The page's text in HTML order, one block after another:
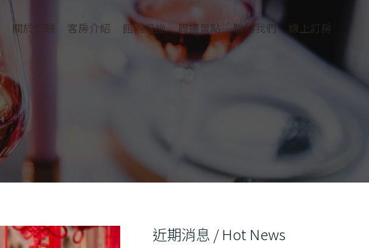
關於凱映 客房介紹 館內設施 周邊景點 聯絡我們 線上訂房
近期消息 / Hot News